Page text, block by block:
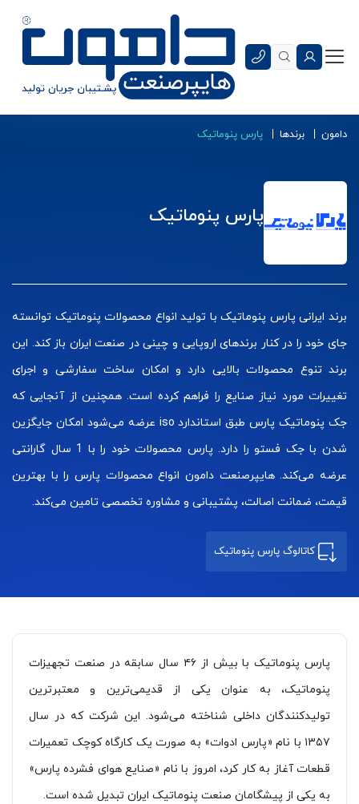
دامون برندها پارس پنوماتیک
پارس پنوماتیک
برند ایرانی پارس پنوماتیک با تولید انواع محصولات پنوماتیک توانسته
جای خود را در کنار برندهای اروپایی و چینی در صنعت ایران باز کند. این
برند تنوع محصولات بالایی دارد و امکان ساخت سفارشی و اجرای
تغییرات مورد نیاز صنایع را فراهم کرده است. همچنین از آنجایی که
جک پنوماتیک پارس طبق استاندارد iso عرضه می‌شود امکان جایگزین
شدن با جک فستو را دارد. پارس محصولات خود را با 1 سال گارانتی
عرضه می‌کند. هایپرصنعت دامون انواع محصولات پارس را با بهترین
قیمت، ضمانت اصالت، پشتیبانی و مشاوره تخصصی تامین می‌کند.
کاتالوگ پارس پنوماتیک
پارس پنوماتیک با بیش از ۴۶ سال سابقه در صنعت تجهیزات
پنوماتیک، به عنوان یکی از قدیمی‌ترین و معتبرترین
تولیدکنندگان داخلی شناخته می‌شود. این شرکت که در سال
۱۳۵۷ با نام «پارس ادوات» به صورت یک کارگاه کوچک تعمیرات
قطعات آغاز به کار کرد، امروز با نام «صنایع هوای فشرده پارس»
به یکی از پیشگامان صنعت پنوماتیک ایران تبدیل شده است.